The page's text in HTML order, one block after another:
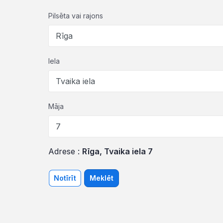
Pilsēta vai rajons
Iela
Māja
Adrese : Rīga, Tvaika iela 7
Notīrīt Meklēt